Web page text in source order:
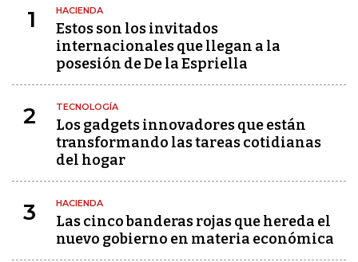
1 HACIENDA
Estos son los invitados
internacionales que llegan a la
posesión de De la Espriella
2 TECNOLOGÍA
Los gadgets innovadores que están
transformando las tareas cotidianas
del hogar
3 HACIENDA
Las cinco banderas rojas que hereda el
nuevo gobierno en materia económica